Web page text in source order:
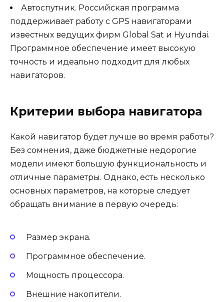
Автоспутник. Российская программа
поддерживает работу с GPS навигаторами
известных ведущих фирм Global Sat и Hyundai.
Программное обеспечение имеет высокую
точность и идеально подходит для любых
навигаторов.
Критерии выбора навигатора
Какой навигатор будет лучше во время работы?
Без сомнения, даже бюджетные недорогие
модели имеют большую функциональность и
отличные параметры. Однако, есть несколько
основных параметров, на которые следует
обращать внимание в первую очередь:
Размер экрана.
Программное обеспечение.
Мощность процессора.
Внешние накопители.